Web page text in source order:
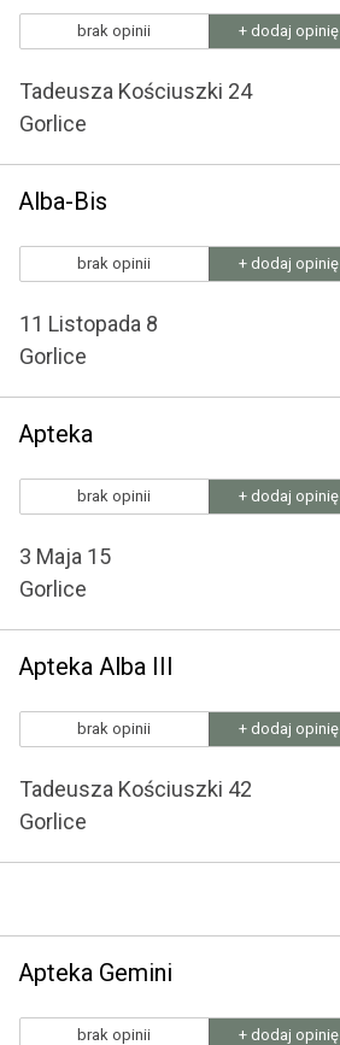
brak opinii + dodaj opinię
Tadeusza Kościuszki 24
Gorlice
Alba-Bis
brak opinii + dodaj opinię
11 Listopada 8
Gorlice
Apteka
brak opinii + dodaj opinię
3 Maja 15
Gorlice
Apteka Alba III
brak opinii + dodaj opinię
Tadeusza Kościuszki 42
Gorlice
Apteka Gemini
brak opinii + dodaj opinię